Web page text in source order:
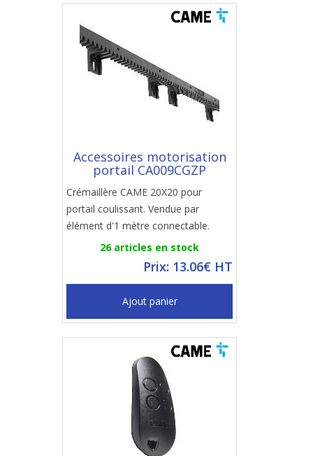
Accessoires motorisation
portail CA009CGZP
Crémaillère CAME 20X20 pour
portail coulissant. Vendue par
élément d'1 mètre connectable.
26 articles en stock
Prix: 13.06€ HT
Ajout panier